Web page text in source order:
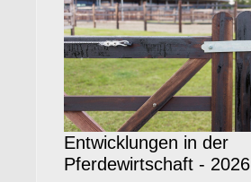
Entwicklungen in der
Pferdewirtschaft - 2026